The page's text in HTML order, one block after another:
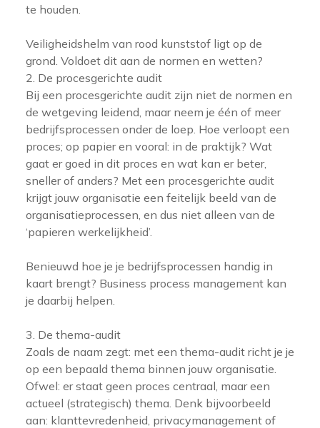
te houden.
Veiligheidshelm van rood kunststof ligt op de
grond. Voldoet dit aan de normen en wetten?
2. De procesgerichte audit
Bij een procesgerichte audit zijn niet de normen en
de wetgeving leidend, maar neem je één of meer
bedrijfsprocessen onder de loep. Hoe verloopt een
proces; op papier en vooral: in de praktijk? Wat
gaat er goed in dit proces en wat kan er beter,
sneller of anders? Met een procesgerichte audit
krijgt jouw organisatie een feitelijk beeld van de
organisatieprocessen, en dus niet alleen van de
‘papieren werkelijkheid’.
Benieuwd hoe je je bedrijfsprocessen handig in
kaart brengt? Business process management kan
je daarbij helpen.
3. De thema-audit
Zoals de naam zegt: met een thema-audit richt je je
op een bepaald thema binnen jouw organisatie.
Ofwel: er staat geen proces centraal, maar een
actueel (strategisch) thema. Denk bijvoorbeeld
aan: klanttevredenheid, privacymanagement of